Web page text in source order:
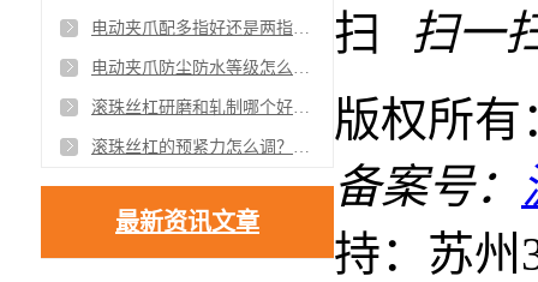
电动夹爪配多指好还是两指好不同工件该怎么选择
电动夹爪防尘防水等级怎么看IP65和IP67有什么区别
滚珠丝杠研磨和轧制哪个好？精度、价格、实用性全面对比
滚珠丝杠的预紧力怎么调？对精度的影响实测对比分析
最新资讯文章
扫一
版权所有
备案号：
持：苏州